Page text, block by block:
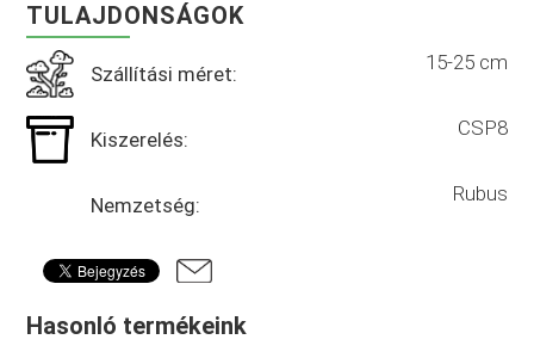
TULAJDONSÁGOK
Szállítási méret: 15-25 cm
Kiszerelés: CSP8
Nemzetség: Rubus
Hasonló termékeink